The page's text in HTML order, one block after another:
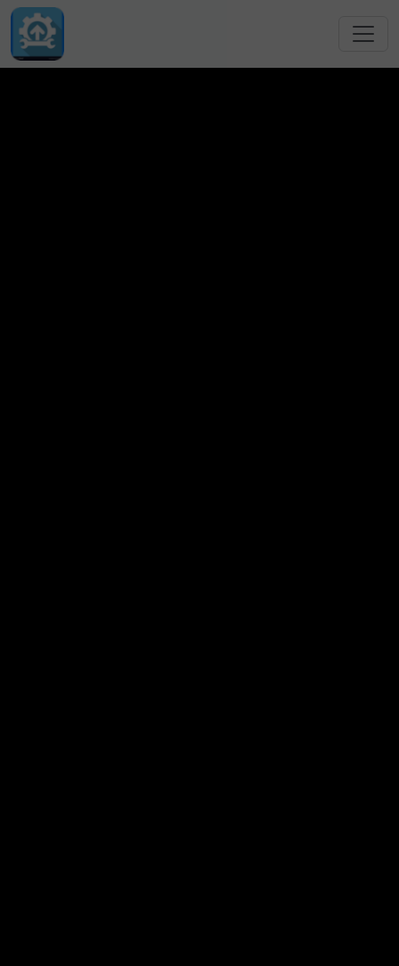
跳转到主要内容